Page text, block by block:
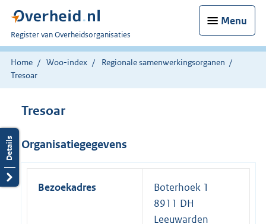
Menu
U
bent
nu
hier:
Register van Overheidsorganisaties
Home Woo-index
Regionale samenwerkingsorganen
Tresoar
Tresoar
Organisatiegegevens
Bezoekadres
Boterhoek 1
8911 DH
Leeuwarden